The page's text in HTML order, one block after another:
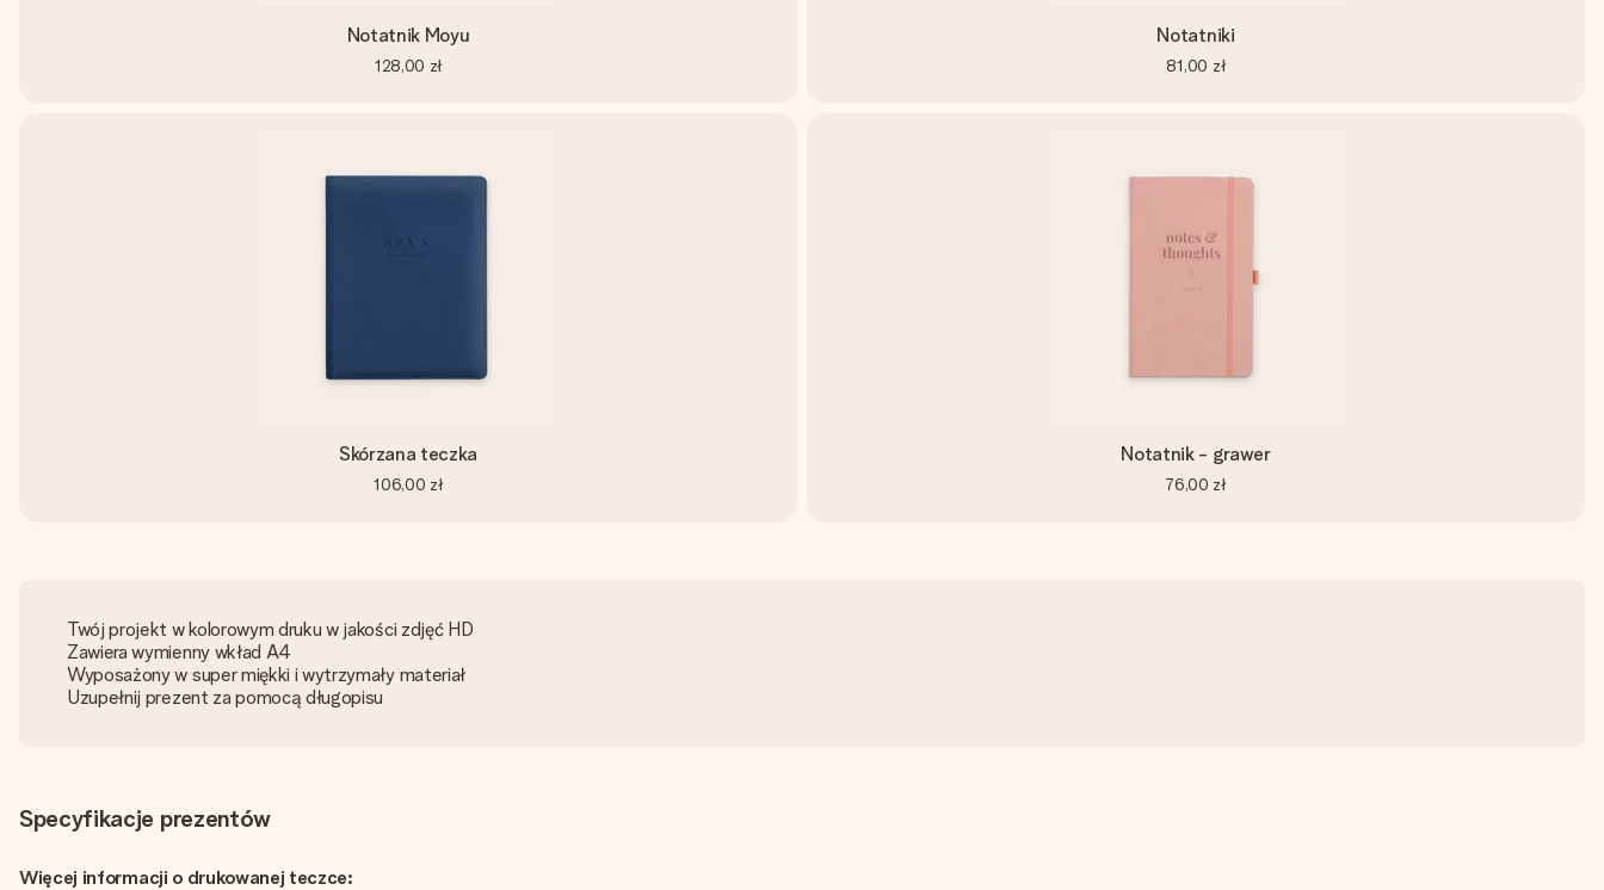
Notatnik Moyu
128,00 zł
Notatniki
81,00 zł
Skórzana teczka
106,00 zł
Notatnik - grawer
76,00 zł
Twój projekt w kolorowym druku w jakości zdjęć HD
Zawiera wymienny wkład A4
Wyposażony w super miękki i wytrzymały materiał
Uzupełnij prezent za pomocą długopisu
Specyfikacje prezentów
Więcej informacji o drukowanej teczce: